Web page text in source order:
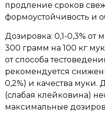
продление сроков
формоустойчивость и
Дозировка: 0,1-0,3% от
300 грамм на 100 кг
от способа
рекомендуется
0,2%) и качества муки.
(слабая клейковина)
максимальные